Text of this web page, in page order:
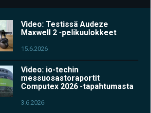
Video: Testissä Audeze
Maxwell 2 -pelikuulokkeet
15.6.2026
Video: io-techin
messuosastoraportit
Computex 2026 -tapahtumasta
3.6.2026